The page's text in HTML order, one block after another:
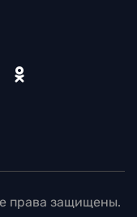
права защищены.